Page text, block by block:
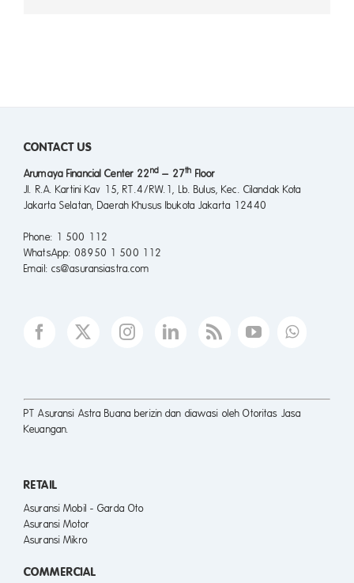
CONTACT US
Arumaya Financial Center 22nd– 27th Floor
Jl. R.A. Kartini Kav 15, RT.4/RW.1, Lb. Bulus, Kec. Cilandak Kota
Jakarta Selatan, Daerah Khusus Ibukota Jakarta 12440
Phone: 1 500 112
WhatsApp: 08950 1 500 112
Email: cs@asuransiastra.com
PT Asuransi Astra Buana berizin dan diawasi oleh Otoritas Jasa
Keuangan.
RETAIL
Asuransi Mobil - Garda Oto
Asuransi Motor
Asuransi Mikro
COMMERCIAL